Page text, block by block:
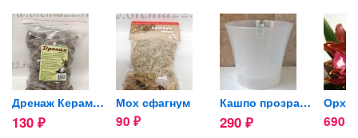
Дренаж Керамзит 2л
130 ₽
Мох сфагнум
90 ₽
Кашпо прозрачное двойное...
290 ₽ 690